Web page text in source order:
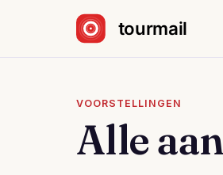
VOORSTELLINGEN
Alle